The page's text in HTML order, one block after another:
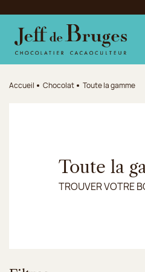
Aller au contenu principal
Aller au pied de page
Accueil Chocolat Toute la gamme
Toute la
TROUVER VOTRE